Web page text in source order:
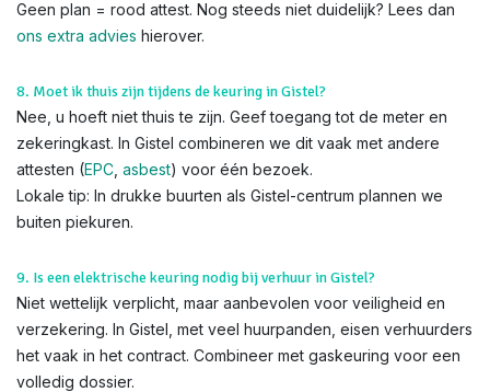
Geen plan = rood attest. Nog steeds niet duidelijk? Lees dan
ons extra advies hierover.
8. Moet ik thuis zijn tijdens de keuring in Gistel?
Nee, u hoeft niet thuis te zijn. Geef toegang tot de meter en
zekeringkast. In Gistel combineren we dit vaak met andere
attesten (EPC asbest) voor één bezoek.
Lokale tip: In drukke buurten als Gistel-centrum plannen we
buiten piekuren.
9. Is een elektrische keuring nodig bij verhuur in Gistel?
Niet wettelijk verplicht, maar aanbevolen voor veiligheid en
verzekering. In Gistel, met veel huurpanden, eisen verhuurders
het vaak in het contract. Combineer met gaskeuring voor een
volledig dossier.